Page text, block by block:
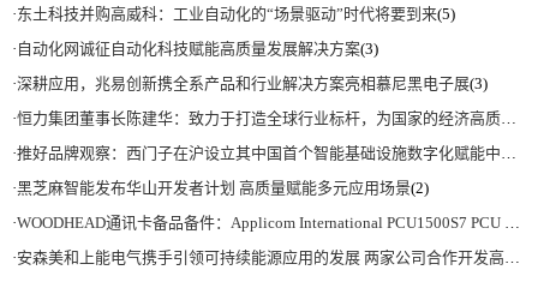
·东土科技并购高威科：工业自动化的“场景驱动”时代将要到来(5)
· 自动化网诚征自动化科技赋能高质量发展解决方案(3)
·深耕应用，兆易创新携全系产品和行业解决方案亮相慕尼黑电子展(3)
·恒力集团董事长陈建华：致力于打造全球行业标杆，为国家的经济高质量发展贡献更大力量|上海电气集团党委书记、董事长吴磊来访
·推好品牌观察：西门子在沪设立其中国首个智能基础设施数字化赋能中心
·黑芝麻智能发布华山开发者计划 高质量赋能多元应用场景(2)
·WOODHEAD通讯卡备品备件：Applicom International PCU1500S7 PCU 1500 S7 V4.5.0
·安森美和上能电气携手引领可持续能源应用的发展 两家公司合作开发高性能储能和太阳能组串式逆变器方案 以实现可持续的未来